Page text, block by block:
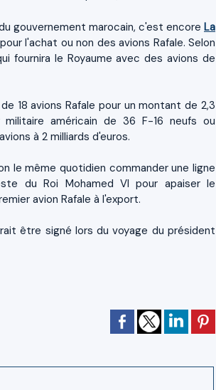
gouvernement marocain, c'est encore La
l'achat ou non des avions Rafale. Selon
fournira le Royaume avec des avions de
18 avions Rafale pour un montant de 2,3
américain de 36 F-16 neufs ou
à 2 milliards d'euros.
le même quotidien commander une ligne
du Roi Mohamed VI pour apaiser le
avion Rafale à l'export.
être signé lors du voyage du président